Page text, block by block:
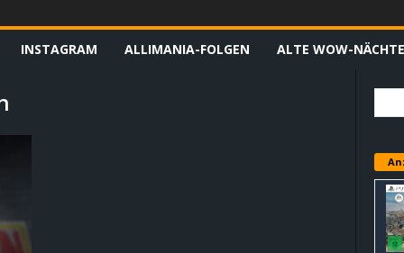
INSTAGRAM ALLIMANIA-FOLGEN ALTE WOW-NÄCHTE